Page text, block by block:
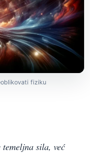
fiziku
sila, već